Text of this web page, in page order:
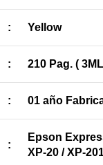
: Yellow
: 210 Pag. (
: 01 año
:
Epson
XP-20 / XP-